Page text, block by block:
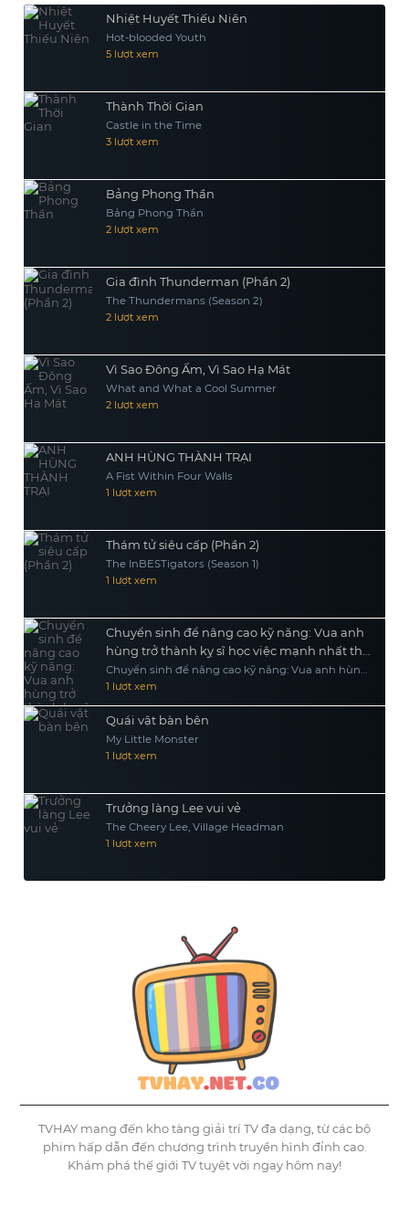
Nhiệt Huyết Thiếu Niên
Hot-blooded Youth
5 lượt xem
Thành Thời Gian
Castle in the Time
3 lượt xem
Bảng Phong Thần
Bảng Phong Thần
2 lượt xem
Gia đình Thunderman (Phần 2)
The Thundermans (Season 2)
2 lượt xem
Vì Sao Đông Ấm, Vì Sao Hạ Mát
What and What a Cool Summer
2 lượt xem
ANH HÙNG THÀNH TRẠI
A Fist Within Four Walls
1 lượt xem
Thám tử siêu cấp (Phần 2)
The InBESTigators (Season 1)
1 lượt xem
Chuyển sinh để nâng cao kỹ năng: Vua anh
hùng trở thành kỵ sĩ học việc mạnh nhất thế
giới
Chuyển sinh để nâng cao kỹ năng: Vua anh hùng
trở thành kỵ sĩ học việc mạnh nhất thế giới
1 lượt xem
Quái vật bàn bên
My Little Monster
1 lượt xem
Trưởng làng Lee vui vẻ
The Cheery Lee, Village Headman
1 lượt xem
TVHAY mang đến kho tàng giải trí TV đa dạng, từ các bộ
phim hấp dẫn đến chương trình truyền hình đỉnh cao.
Khám phá thế giới TV tuyệt vời ngay hôm nay!